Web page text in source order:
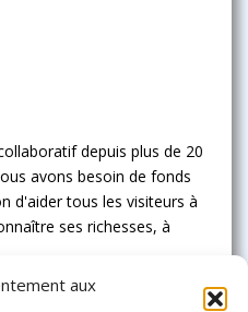
aux
depuis plus de 20
avons besoin de fonds
d'aider tous les visiteurs à
ses richesses, à